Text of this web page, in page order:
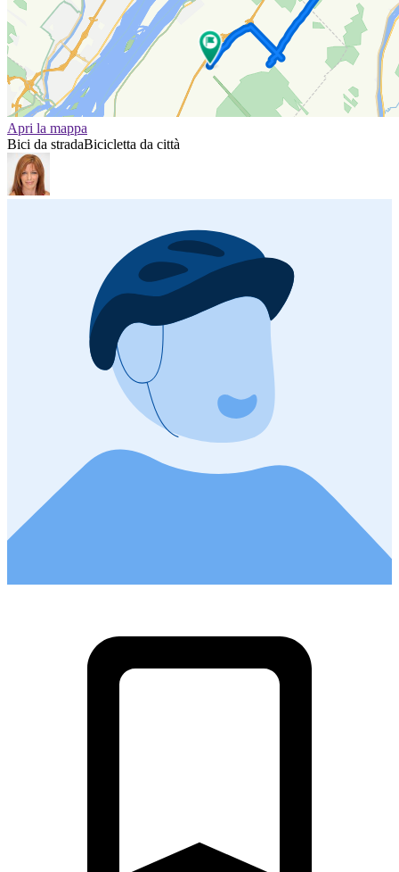
Apri la mappa
Bici da stradaBicicletta da città